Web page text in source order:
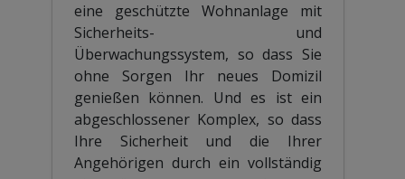
eine geschützte Wohnanlage mit
Sicherheits- und
Überwachungssystem, so dass Sie
ohne Sorgen Ihr neues Domizil
genießen können. Und es ist ein
abgeschlossener Komplex, so dass
Ihre Sicherheit und die Ihrer
Angehörigen durch ein vollständig